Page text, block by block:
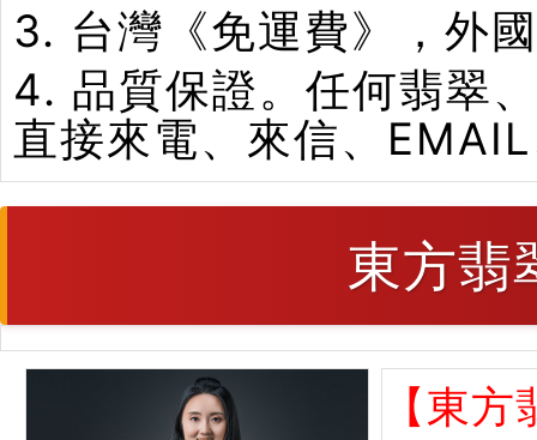
3. 台灣《免運費》，外
4. 品質保證。任何翡翠
直接來電、來信、
東方翡
【東